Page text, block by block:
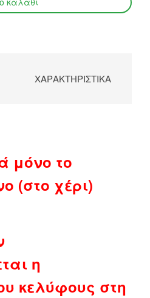
ΧΑΡΑΚΤΗΡΙΣΤΙΚΆ
μόνο το
(στο χέρι)
η
κελύφους στη